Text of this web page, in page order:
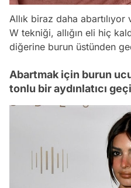
Allık biraz daha
W tekniği, allığın eli hiç
diğerine burun üstünden
Abartmak için burun
tonlu bir aydınlatıcı